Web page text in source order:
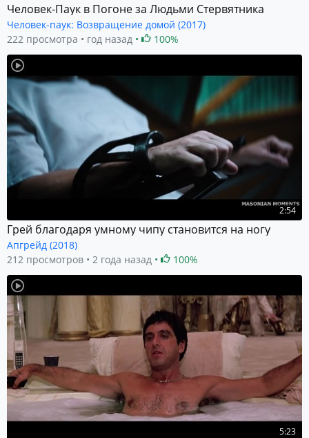
Человек-Паук в Погоне за Людьми Стервятника
Человек-паук: Возвращение домой (2017)
222 просмотра
год назад 100%
2:54
Грей благодаря умному чипу становится на ногу
Апгрейд (2018)
212 просмотров
2 года назад 100%
5:23